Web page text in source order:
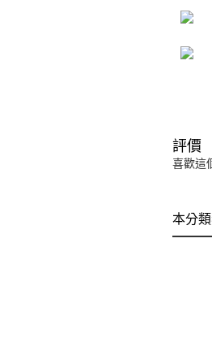
評價
喜歡這
本分